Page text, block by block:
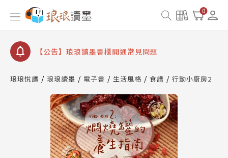
0
【公告】因 Readmoo 讀墨系統維護中，本站同步暫
停部分閱讀服務
【公告】琅琅讀墨數位閱讀資產合併與書櫃開通申請
【公告】琅琅讀墨書櫃開通常見問題
請圖文教學
查詢
【公告】因 Readmoo 讀墨系統維護中，本站同步暫
停部分閱讀服務
琅琅悅讀 琅琅讀墨 電子書 生活風格 食譜 行動小廚房2